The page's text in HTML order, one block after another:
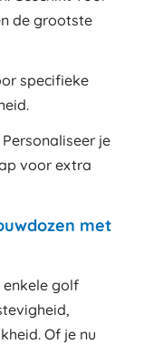
de grootste
specifieke
je
voor extra
met
enkele golf
Of je nu